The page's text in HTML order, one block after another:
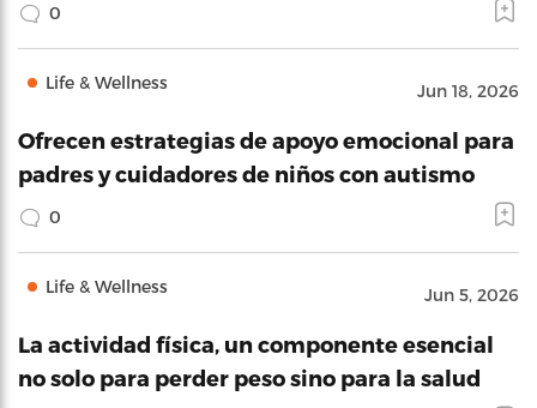
0
Life & Wellness Jun 18, 2026
Ofrecen estrategias de apoyo emocional para
padres y cuidadores de niños con autismo
0
Life & Wellness Jun 5, 2026
La actividad física, un componente esencial
no solo para perder peso sino para la salud